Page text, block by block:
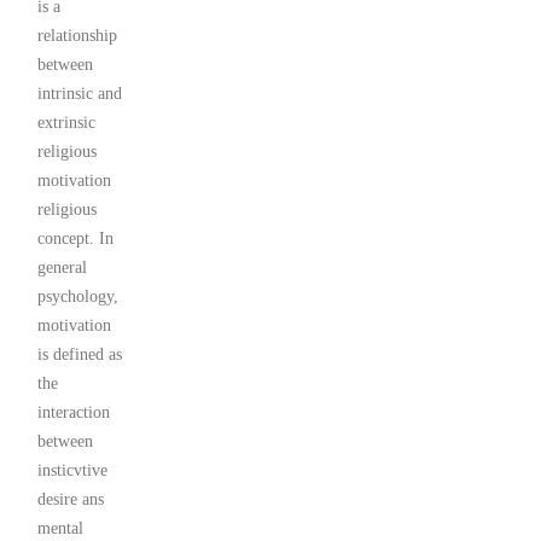
is a
relationship
between
intrinsic and
extrinsic
religious
motivation
religious
concept. In
general
psychology,
motivation
is defined as
the
interaction
between
insticvtive
desire ans
mental